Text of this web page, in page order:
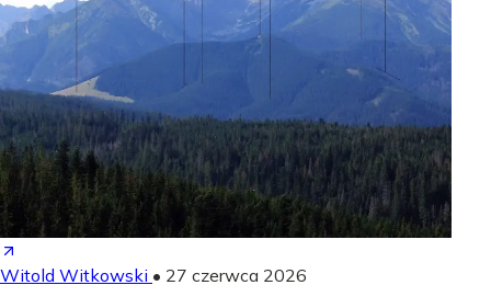
Witold Witkowski • 27 czerwca 2026